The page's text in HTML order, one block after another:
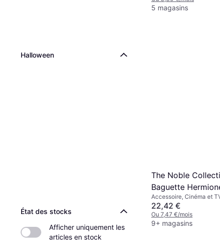
Halloween
État des stocks
Afficher uniquement les
articles en stock
5 magasins
The Noble
Baguette
Accessoire, Cinéma et
Harry Potter
22,42 €
Ou 7,47 €/mois
9+ magasins